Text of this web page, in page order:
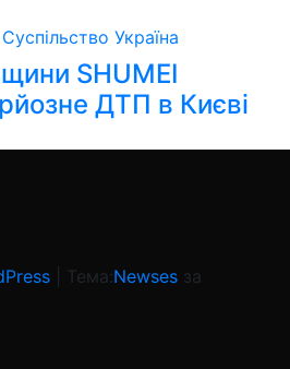
Суспільство Україна
SHUMEI
ДТП в Києві
Тема:Newses за